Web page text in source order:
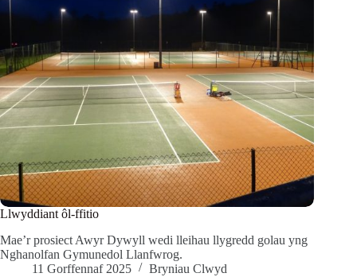
Llwyddiant ôl-ffitio
Mae’r prosiect Awyr Dywyll wedi lleihau llygredd golau yng
Nghanolfan Gymunedol Llanfwrog.
11 Gorffennaf 2025
Bryniau Clwyd